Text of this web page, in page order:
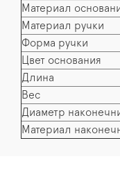
Материал
Материал ручки
Форма ручки
Цвет основания
Длина
Вес
Диаметр
Материал